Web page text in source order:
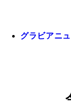
グラビアニ